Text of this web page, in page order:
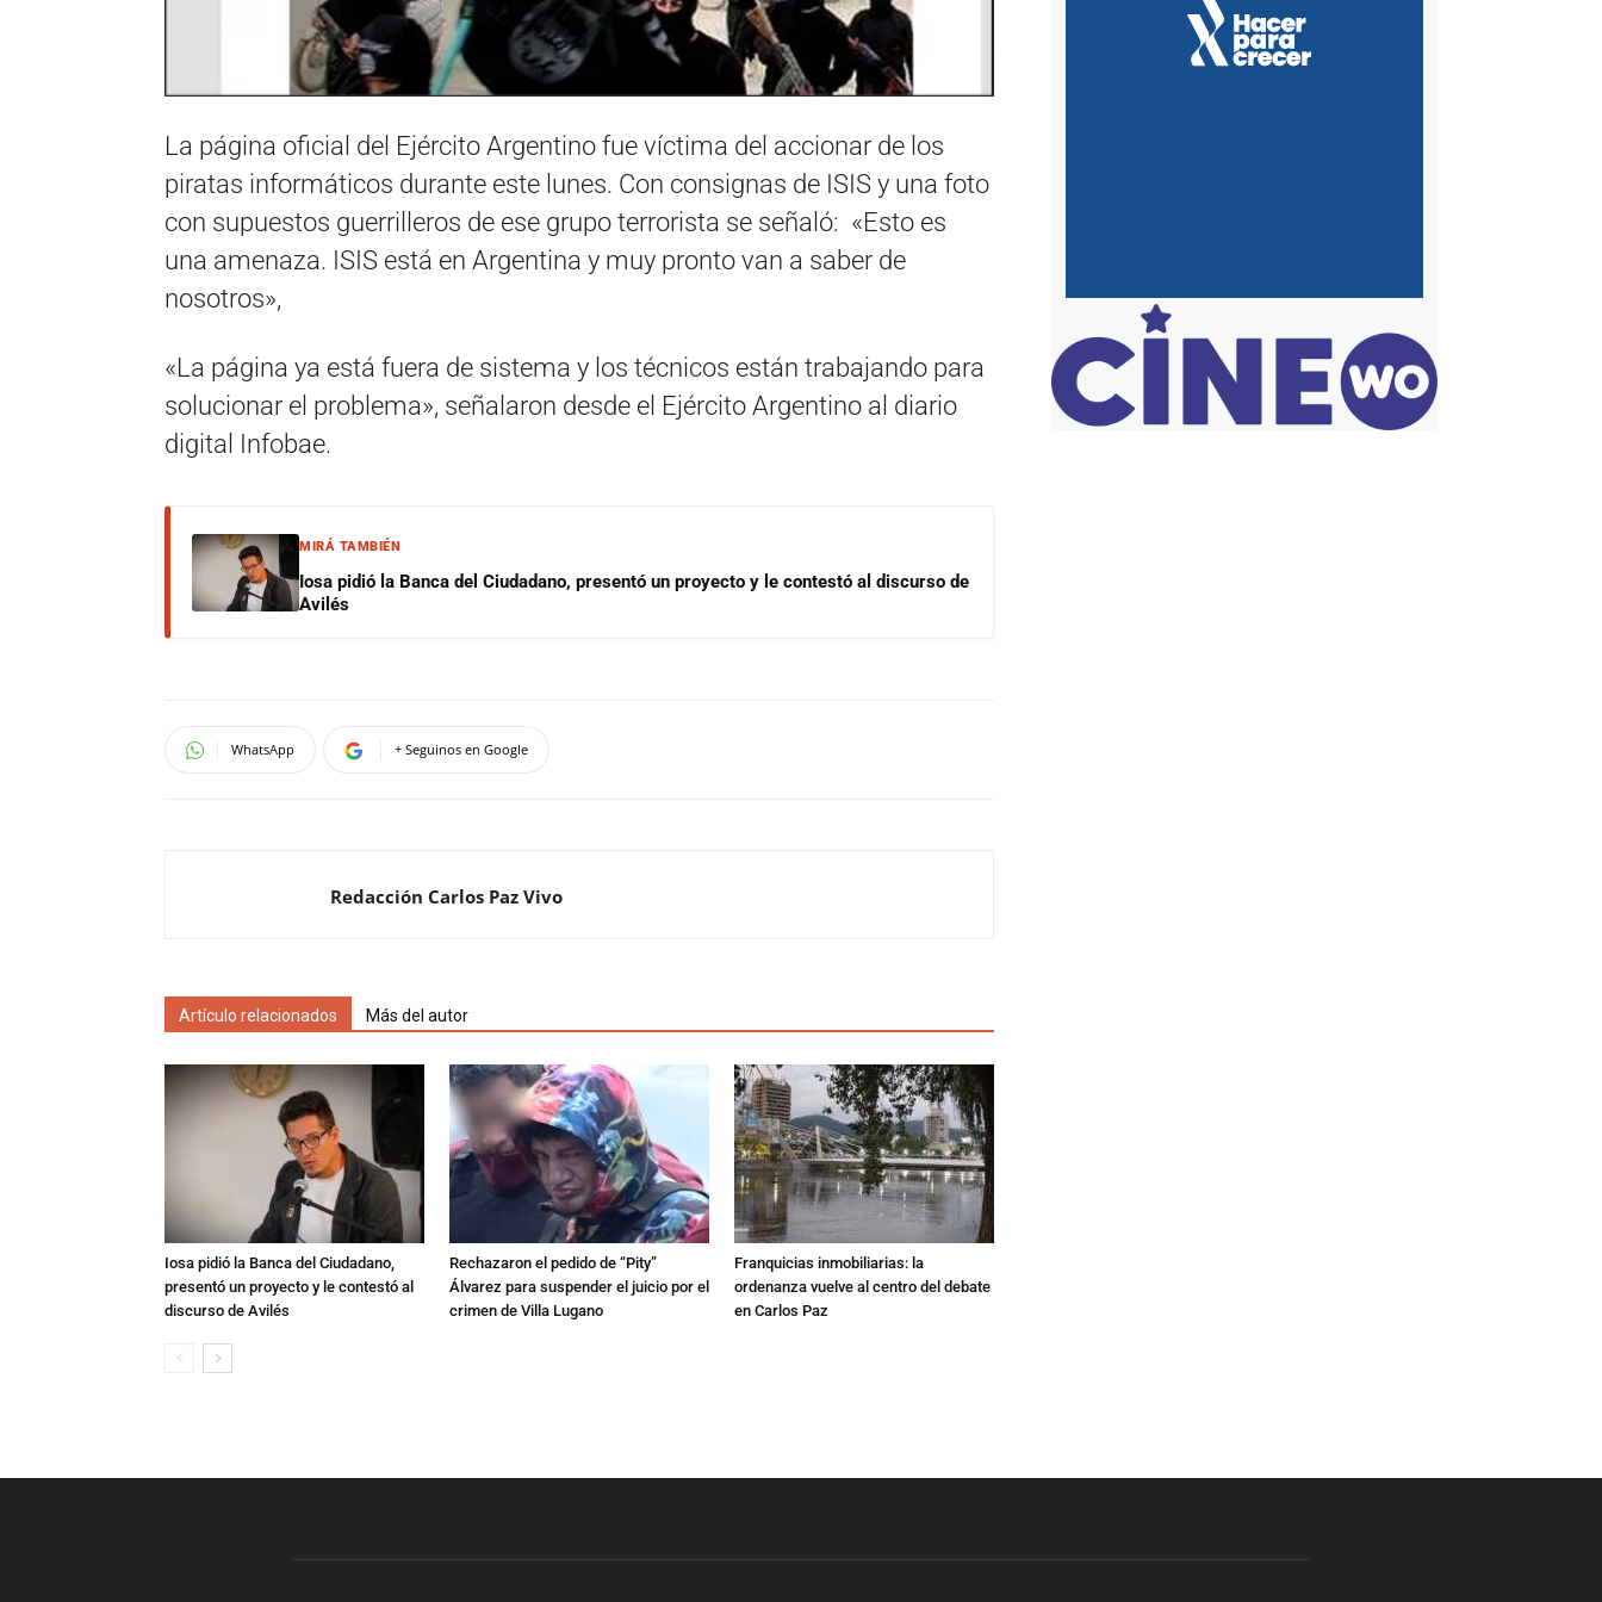
La página oficial del Ejército Argentino fue víctima del accionar de los
piratas informáticos durante este lunes. Con consignas de ISIS y una foto
con supuestos guerrilleros de ese grupo terrorista se señaló: «Esto es
una amenaza. ISIS está en Argentina y muy pronto van a saber de
nosotros»,
«La página ya está fuera de sistema y los técnicos están trabajando para
solucionar el problema», señalaron desde el Ejército Argentino al diario
digital Infobae.
MIRÁ TAMBIÉN
Iosa pidió la Banca del Ciudadano, presentó un proyecto y le contestó al discurso de
Avilés
WhatsApp + Seguinos en Google
Redacción Carlos Paz Vivo
Artículo relacionados Más del autor
Iosa pidió la Banca del Ciudadano,
presentó un proyecto y le contestó al
discurso de Avilés
Rechazaron el pedido de “Pity”
Álvarez para suspender el juicio por el
crimen de Villa Lugano
Franquicias inmobiliarias: la
ordenanza vuelve al centro del debate
en Carlos Paz